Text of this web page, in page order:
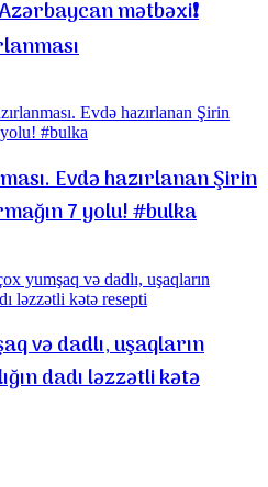
mətbəxi❗️
Evdə hazırlanan Şirin
7 yolu! #bulka
və dadlı, uşaqların
dadı ləzzətli kətə